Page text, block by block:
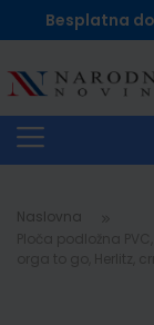
Besplatna
Naslovna